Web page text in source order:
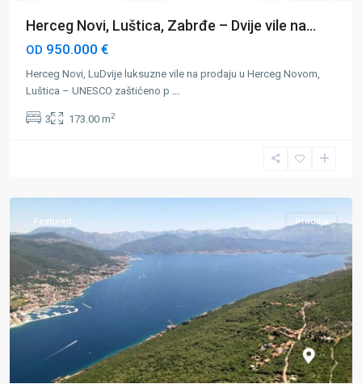
Herceg Novi, Luštica, Zabrđe – Dvije vile na...
OD 950.000 €
Herceg Novi, LuDvije luksuzne vile na prodaju u Herceg Novom,
Luštica – UNESCO zaštićeno p
3 173.00 m2
Featured Prodaja